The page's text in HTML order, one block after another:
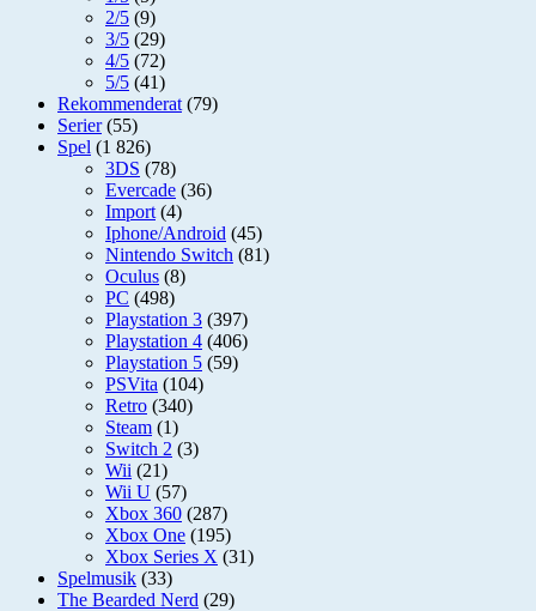
2/5 (9)
3/5 (29)
4/5 (72)
5/5 (41)
Rekommenderat (79)
Serier(55)
Spel (1 826)
3DS (78)
Evercade (36)
Import (4)
Iphone/Android (45)
Nintendo Switch (81)
Oculus (8)
PC (498)
Playstation 3 (397)
Playstation 4 (406)
Playstation 5 (59)
PSVita (104)
Retro (340)
Steam (1)
Switch 2 (3)
Wii (21)
Wii U (57)
Xbox 360 (287)
Xbox One (195)
Xbox Series X (31)
Spelmusik (33)
The Bearded Nerd (29)